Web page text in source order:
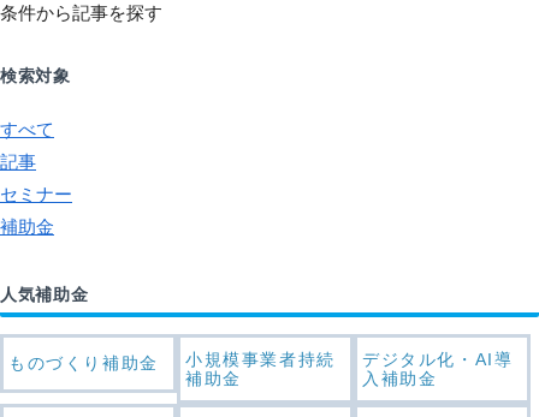
条件から記事を探す
検索対象
すべて
記事
セミナー
補助金
人気補助金
ものづくり補助金
小規模事業者持続
補助金
デジタル化・AI導
入補助金